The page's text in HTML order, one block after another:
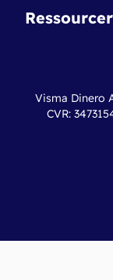
Nye funktioner
Dinero Pro
Erhvervslån
Online
Ressourcer
Ny
Visma Dinero
CVR: